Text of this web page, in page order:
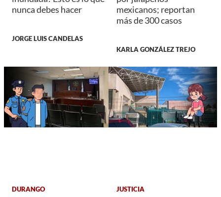
nunca debes hacer
JORGE LUIS CANDELAS
mexicanos; reportan
más de 300 casos
KARLA GONZÁLEZ TREJO
DURANGO JUSTICIA